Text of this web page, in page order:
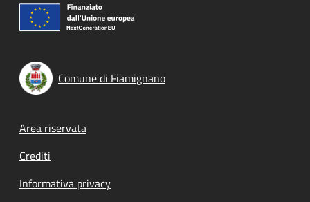
Comune di Fiamignano
Footer menu
Area riservata
Crediti
Informativa privacy